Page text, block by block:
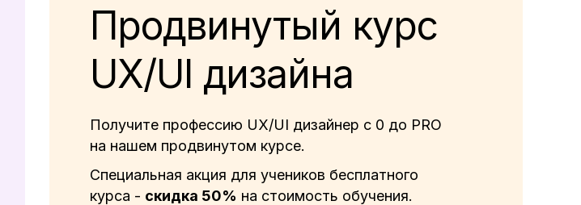
Продвинутый курс
UX/UI дизайна
Получите профессию UX/UI дизайнер с 0 до PRO
на нашем продвинутом курсе.
Специальная акция для учеников бесплатного
курса - скидка 50% на стоимость обучения.